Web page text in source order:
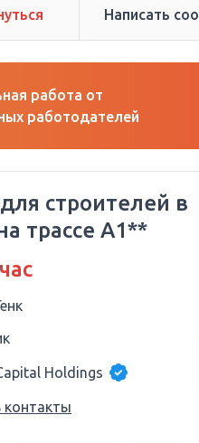
Написать
работа от
работодателей
строителей в
трассе A1**
Holdings
контакты